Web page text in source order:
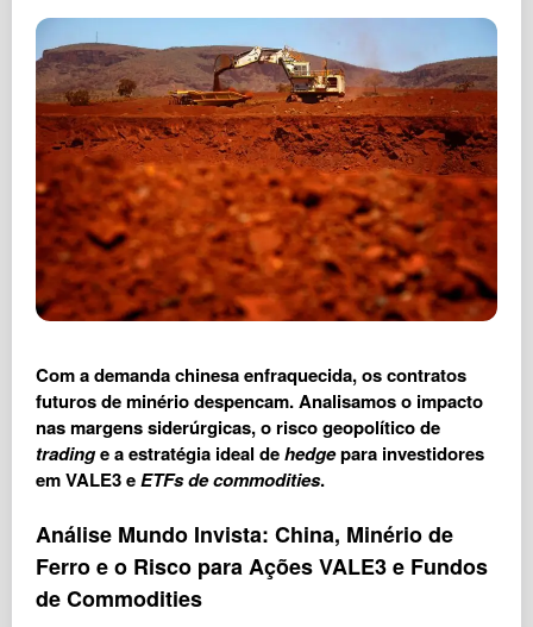
Com a demanda chinesa enfraquecida, os contratos
futuros de minério despencam. Analisamos o impacto
nas margens siderúrgicas, o risco geopolítico de
tradinge a estratégia ideal dehedgepara investidores
em VALE3 eETFs de commodities.
Análise Mundo Invista: China, Minério de
Ferro e o Risco para Ações VALE3 e Fundos
de Commodities